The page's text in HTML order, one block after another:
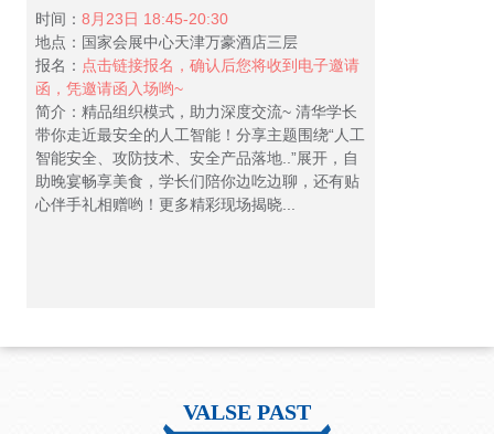
时间：8月23日 18:45-20:30
地点：国家会展中心天津万豪酒店三层
报名： 点击链接报名，确认后您将收到电子邀请
函，凭邀请函入场哟~
简介：精品组织模式，助力深度交流~ 清华学长
带你走近最安全的人工智能！分享主题围绕“人工
智能安全、攻防技术、安全产品落地..”展开，自
助晚宴畅享美食，学长们陪你边吃边聊，还有贴
心伴手礼相赠哟！更多精彩现场揭晓...
VALSE PAST